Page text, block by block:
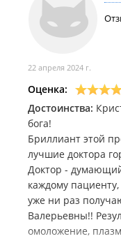
очень довольна
всем, кто хочет
процветания и
Обязательно
Недостатки: не
22 апреля 2024 г.
Оценка:
Достоинства:
бога!
Бриллиант этой
лучшие доктора
Доктор -
каждому
уже ни раз
Валерьевны!!
омоложение,